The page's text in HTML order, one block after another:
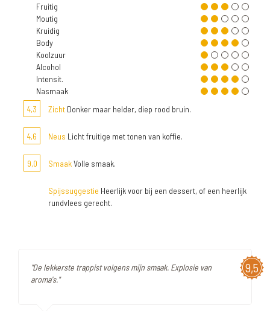
Fruitig
Moutig
Kruidig
Body
Koolzuur
Alcohol
Intensit.
Nasmaak
4,3
Zicht Donker maar helder, diep rood bruin.
4,6 Neus Licht fruitige met tonen van koffie.
9,0 SmaakVolle smaak.
Spijssuggestie Heerlijk voor bij een dessert, of een heerlijk
rundvlees gerecht.
9,5
"De lekkerste trappist volgens mijn smaak. Explosie van
aroma's."